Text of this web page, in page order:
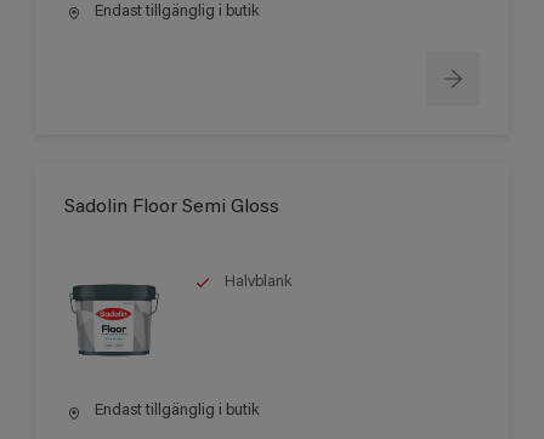
Endast tillgänglig i butik
Sadolin Floor Semi Gloss
Halvblank
Endast tillgänglig i butik